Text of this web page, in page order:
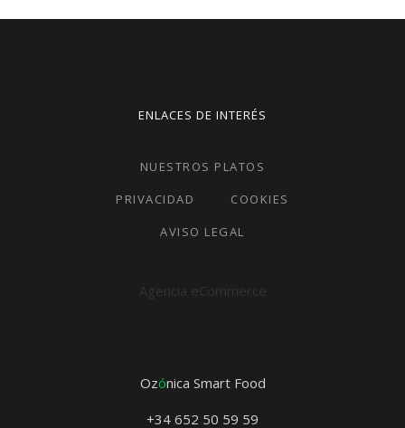
ENLACES DE INTERÉS
NUESTROS PLATOS
PRIVACIDAD
COOKIES
AVISO LEGAL
Agencia eCommerce
Ozónica Smart Food
+34 652 50 59 59